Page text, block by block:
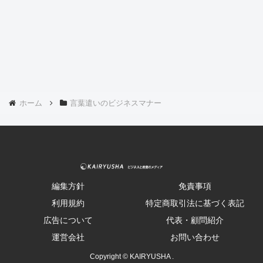
ホーム 言葉遣いのビジネスマナー
編集方針
免責事項
利用規約
特定商取引法に基づく表記
広告について
代表・顧問紹介
運営会社
お問い合わせ
Copyright © KAIRYUSHA .